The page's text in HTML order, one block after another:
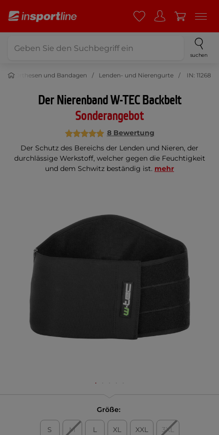
suchen
Orthesen und Bandagen Lenden- und Nierengurte IN: 11268
Der Nierenband W-TEC Backbelt
Sonderangebot
8 Bewertung
Der Schutz des Bereichs der Lenden und Nieren, der
durchlässige Werkstoff, welcher gegen die Feuchtigkeit
und dem Schwitz beständig ist. mehr
Größe:
S M L XL XXL 3XL